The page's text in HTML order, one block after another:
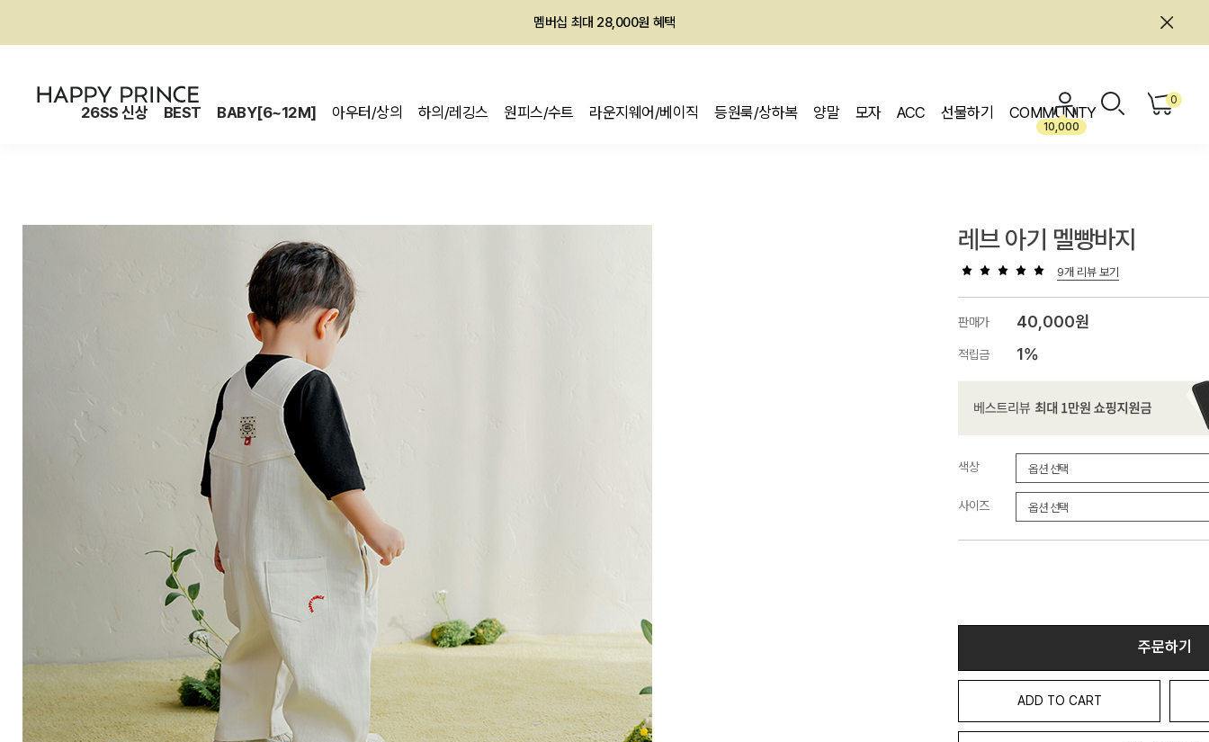
26SS 신상 BEST BABY[6~12M] 아우터/상의 하의/레깅스 원피스/수트 라운지웨어/베이직 등원룩/상하복 양말 모자 ACC 선물하기 COMMUNITY
10,000
0
레브 아기 멜빵바지
9개 리뷰 보기
판매가 40,000원
적립금 1%
색상
사이즈
주문하기
ADD TO CART